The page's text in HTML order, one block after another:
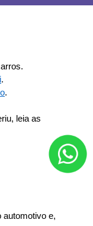
.
.
leia as
automotivo e,